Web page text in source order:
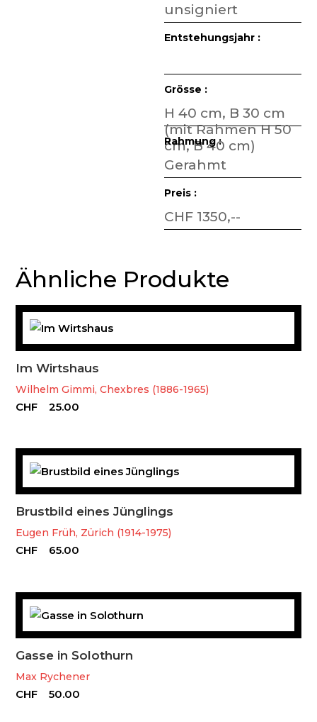
unsigniert
Entstehungsjahr :
Grösse :
H 40 cm, B 30 cm
(mit Rahmen H 50
cm, B 40 cm)
Rahmung :
Gerahmt
Preis :
CHF 1350,--
Ähnliche Produkte
Im Wirtshaus
Wilhelm Gimmi, Chexbres (1886-1965)
CHF 25.00
Brustbild eines Jünglings
Eugen Früh, Zürich (1914-1975)
CHF 65.00
Gasse in Solothurn
Max Rychener
CHF 50.00